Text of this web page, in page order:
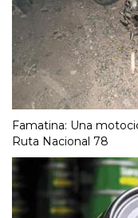
Famatina: Una
Ruta Nacional 78